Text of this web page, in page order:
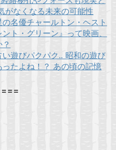
がなくなる未来の可能性
名優チャールトン・ヘスト
ト・グリーン』って映画、
い遊びパクパク.. 昭和の遊び
ったよね！？ あの頃の記憶